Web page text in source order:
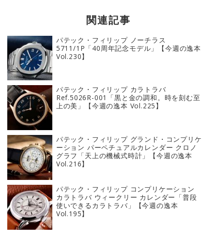
関連記事
パテック・フィリップ ノーチラス
5711/1P「40周年記念モデル」【今週の逸本
Vol.230】
パテック・フィリップ カラトラバ
Ref.5026R-001「黒と金の調和。時を刻む至
上の美」【今週の逸本 Vol.225】
パテック・フィリップ グランド・コンプリケ
ーション パーペチュアルカレンダー クロノ
グラフ「天上の機械式時計」【今週の逸本
Vol.216】
パテック・フィリップ コンプリケーション
カラトラバ ウィークリー カレンダー「普段
使いできるカラトラバ」【今週の逸本
Vol.195】